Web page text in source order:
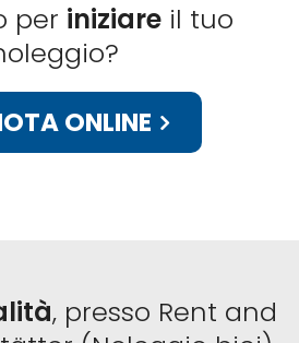
per iniziare il tuo
ONLINE
, presso Rent and